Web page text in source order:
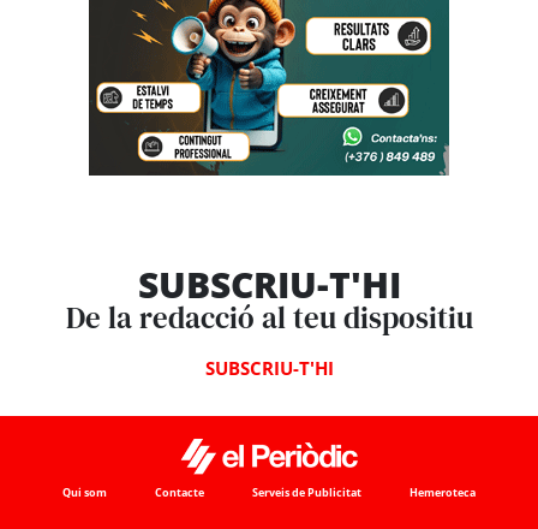
SUBSCRIU-T'HI
De la redacció al teu dispositiu
SUBSCRIU-T'HI
Qui som Contacte Serveis de Publicitat Hemeroteca